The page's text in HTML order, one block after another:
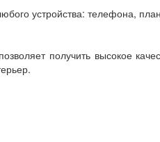
устройства: телефона,
получить высокое